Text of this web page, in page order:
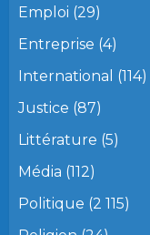
Emploi (29)
Entreprise (4)
International (114)
Justice (87)
Littérature (5)
Média (112)
Politique (2 115)